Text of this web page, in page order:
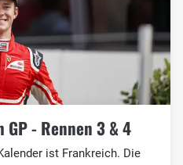
- Rennen 3 & 4
ist Frankreich. Die